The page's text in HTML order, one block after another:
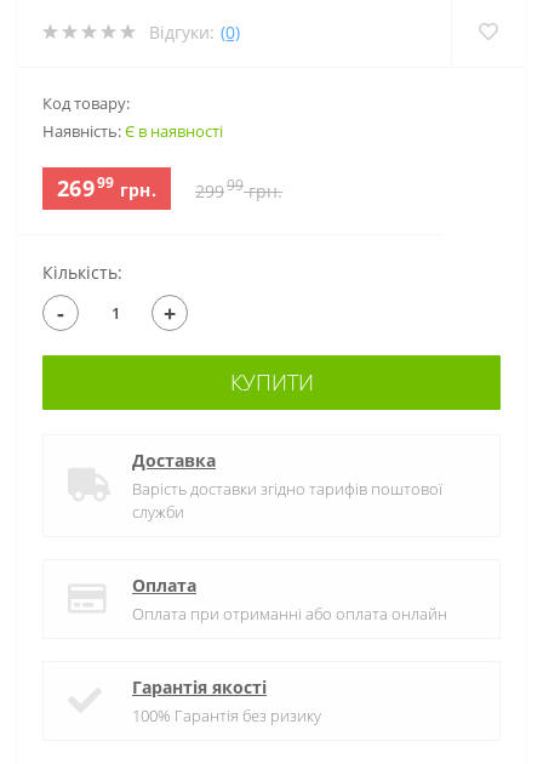
Відгуки: (0)
Код товару:
Наявність:Є в наявності
26999 грн. 29999грн.
Кількість:
- +
КУПИТИ
Доставка
Варість доставки згідно тарифів поштової
служби
Оплата
Оплата при отриманні або оплата онлайн
Гарантія якості
100% Гарантія без ризику